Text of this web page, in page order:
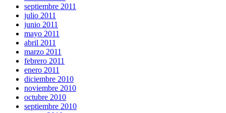
septiembre 2011
julio 2011
junio 2011
mayo 2011
abril 2011
marzo 2011
febrero 2011
enero 2011
diciembre 2010
noviembre 2010
octubre 2010
septiembre 2010